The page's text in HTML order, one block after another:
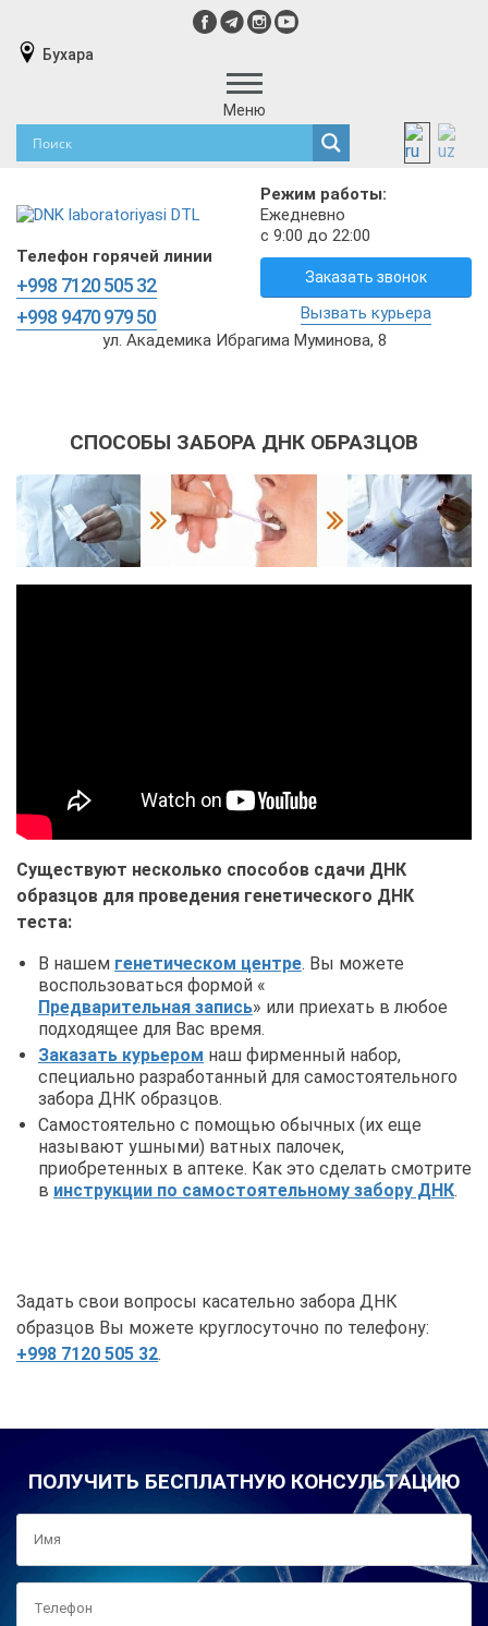
Бухара
Меню
Режим работы:
Ежедневно
с 9:00 до 22:00
Телефон горячей линии
+998 7120 505 32
+998 9470 979 50
Заказать звонок
Вызвать курьера
ул. Академика Ибрагима Муминова, 8
СПОСОБЫ ЗАБОРА ДНК ОБРАЗЦОВ
Существуют несколько способов сдачи ДНК
образцов для проведения генетического ДНК
теста:
В нашем генетическом центре. Вы можете
воспользоваться формой «
Предварительная запись» или приехать в любое
подходящее для Вас время.
Заказать курьером наш фирменный набор,
специально разработанный для самостоятельного
забора ДНК образцов.
Самостоятельно с помощью обычных (их еще
называют ушными) ватных палочек,
приобретенных в аптеке. Как это сделать смотрите
в инструкции по самостоятельному забору ДНК.
Задать свои вопросы касательно забора ДНК
образцов Вы можете круглосуточно по телефону:
+998 7120 505 32.
ПОЛУЧИТЬ БЕСПЛАТНУЮ КОНСУЛЬТАЦИЮ